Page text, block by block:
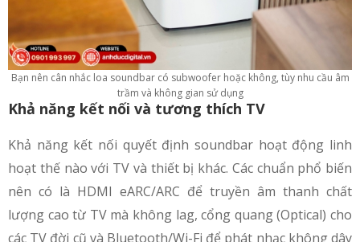
Bạn nên cân nhắc loa soundbar có subwoofer hoặc không, tùy nhu cầu âm
trầm và không gian sử dụng
Khả năng kết nối và tương thích TV
Khả năng kết nối quyết định soundbar hoạt động linh
hoạt thế nào với TV và thiết bị khác. Các chuẩn phổ biến
nên có là HDMI eARC/ARC để truyền âm thanh chất
lượng cao từ TV mà không lag, cổng quang (Optical) cho
các TV đời cũ và Bluetooth/Wi-Fi để phát nhạc không dây